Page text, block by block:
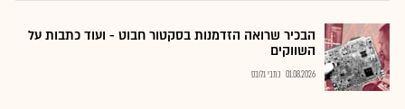
הבכיר שרואה הזדמנות בסקטור חבוט - ועוד כתבות על
השווקים
01.08.2026 כתבי גלובס